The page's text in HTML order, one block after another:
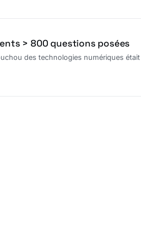
> 800 questions posées
des technologies numériques